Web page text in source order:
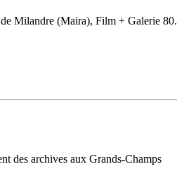
Milandre (Maira), Film + Galerie 80.
des archives aux Grands-Champs